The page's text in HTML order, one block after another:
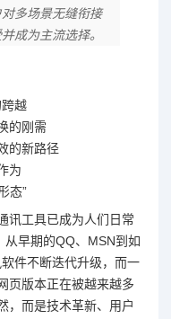
多场景无缝衔接
成为主流选择。
跨越
的刚需
的新路径
为
态”
讯工具已成为人们日常
从早期的QQ、MSN到如
件不断迭代升级，而一
版本正在被越来越多
，而是技术革新、用户